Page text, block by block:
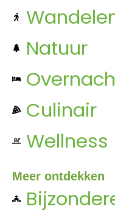
Natuur
Culinair
Wellness
Meer ontdekken